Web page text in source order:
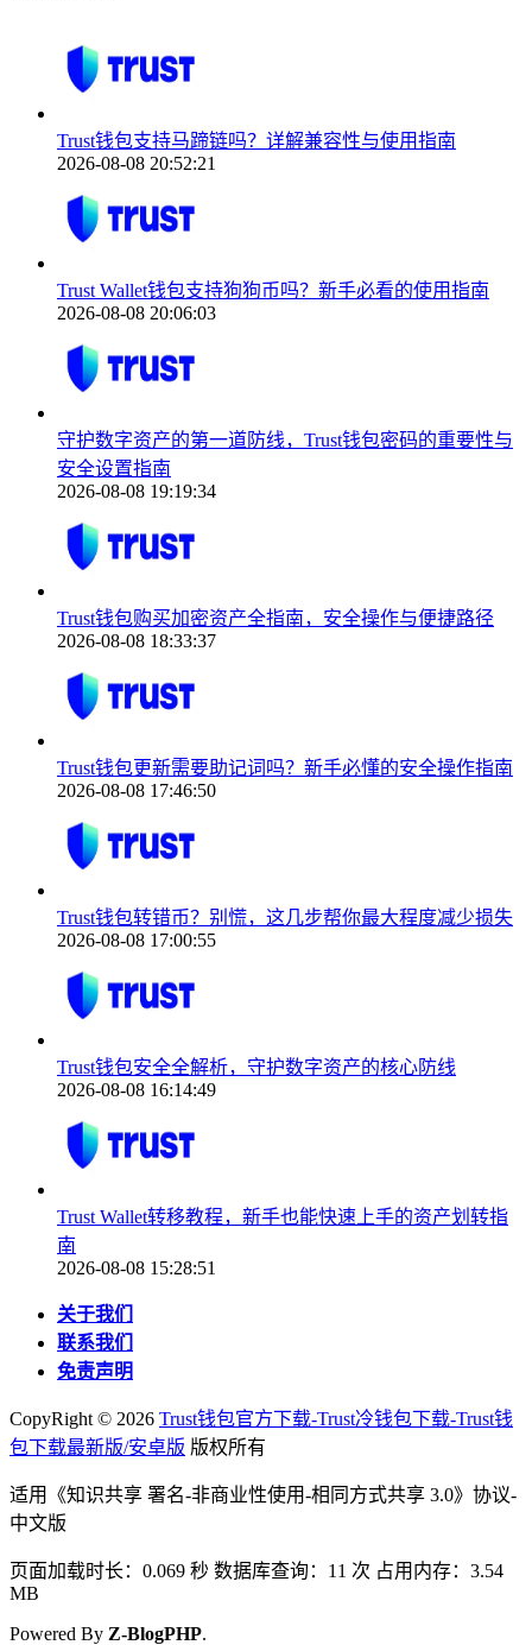
Trust钱包支持马蹄链吗？详解兼容性与使用指南
2026-08-08 20:52:21
Trust Wallet钱包支持狗狗币吗？新手必看的使用指南
2026-08-08 20:06:03
守护数字资产的第一道防线，Trust钱包密码的重要性与
安全设置指南
2026-08-08 19:19:34
Trust钱包购买加密资产全指南，安全操作与便捷路径
2026-08-08 18:33:37
Trust钱包更新需要助记词吗？新手必懂的安全操作指南
2026-08-08 17:46:50
Trust钱包转错币？别慌，这几步帮你最大程度减少损失
2026-08-08 17:00:55
Trust钱包安全全解析，守护数字资产的核心防线
2026-08-08 16:14:49
Trust Wallet转移教程，新手也能快速上手的资产划转指
南
2026-08-08 15:28:51
关于我们
联系我们
免责声明
CopyRight © 2026 Trust钱包官方下载-Trust冷钱包下载-Trust钱
包下载最新版/安卓版 版权所有
适用《知识共享 署名-非商业性使用-相同方式共享 3.0》协议-
中文版
页面加载时长：0.069 秒 数据库查询：11 次 占用内存：3.54
MB
Powered By Z-BlogPHP.